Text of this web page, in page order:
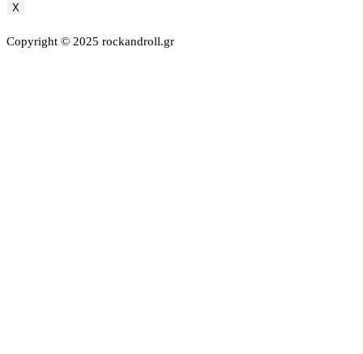
X
Copyright © 2025 rockandroll.gr